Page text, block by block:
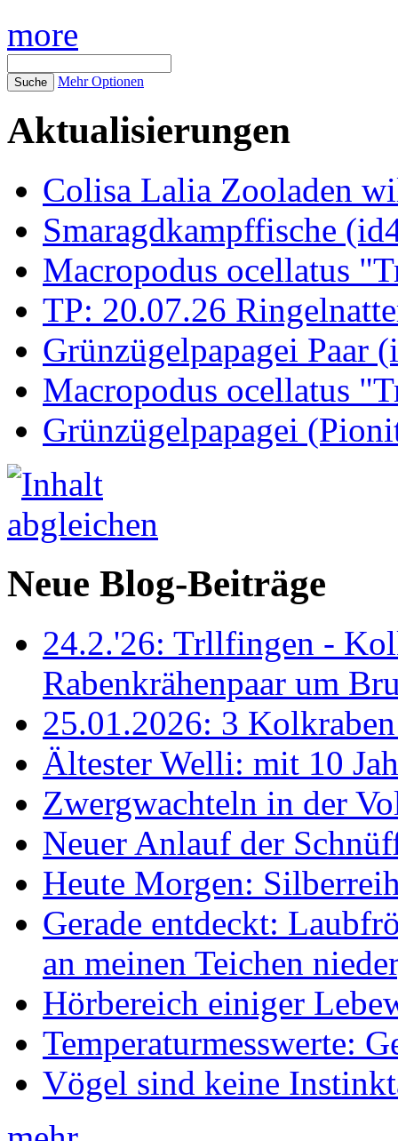
more
Mehr Optionen
Aktualisierungen
Colisa Lalia Zooladen
Smaragdkampffische
Macropodus ocellatus
TP: 20.07.26
Grünzügelpapagei Paar
Macropodus ocellatus
Grünzügelpapagei
Neue Blog-Beiträge
24.2.'26: Trllfingen -
Rabenkrähenpaar um
25.01.2026: 3
Ältester Welli: mit 10
Zwergwachteln in der
Neuer Anlauf der
Heute Morgen:
Gerade entdeckt:
an meinen Teichen
Hörbereich einiger
Temperaturmesswerte:
Vögel sind keine